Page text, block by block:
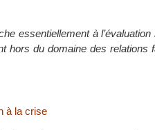
essentiellement à
hors du domaine des relations
à la crise